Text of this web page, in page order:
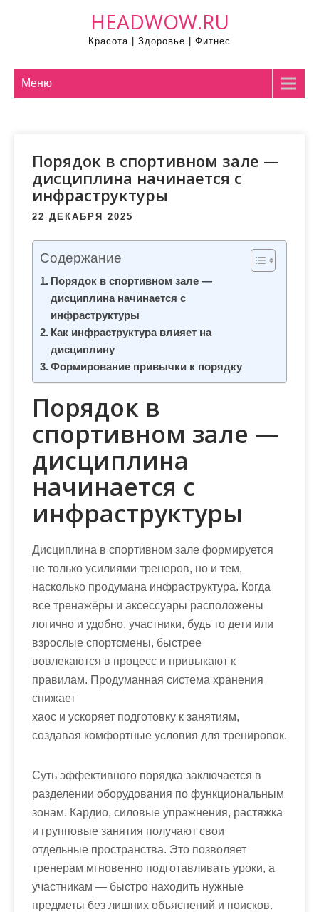
HEADWOW.RU
Красота | Здоровье | Фитнес
Меню
Порядок в спортивном зале —
дисциплина начинается с
инфраструктуры
22 ДЕКАБРЯ 2025
Содержание
Порядок в спортивном зале —
дисциплина начинается с
инфраструктуры
Как инфраструктура влияет на
дисциплину
Формирование привычки к порядку
Порядок в
спортивном зале —
дисциплина
начинается с
инфраструктуры
Дисциплина в спортивном зале формируется
не только усилиями тренеров, но и тем,
насколько продумана инфраструктура. Когда
все тренажёры и аксессуары расположены
логично и удобно, участники, будь то дети или
взрослые спортсмены, быстрее
вовлекаются в процесс и привыкают к
правилам. Продуманная система хранения
снижает
хаос и ускоряет подготовку к занятиям,
создавая комфортные условия для тренировок.
Суть эффективного порядка заключается в
разделении оборудования по функциональным
зонам. Кардио, силовые упражнения, растяжка
и групповые занятия получают свои
отдельные пространства. Это позволяет
тренерам мгновенно подготавливать уроки, а
участникам — быстро находить нужные
предметы без лишних объяснений и поисков.